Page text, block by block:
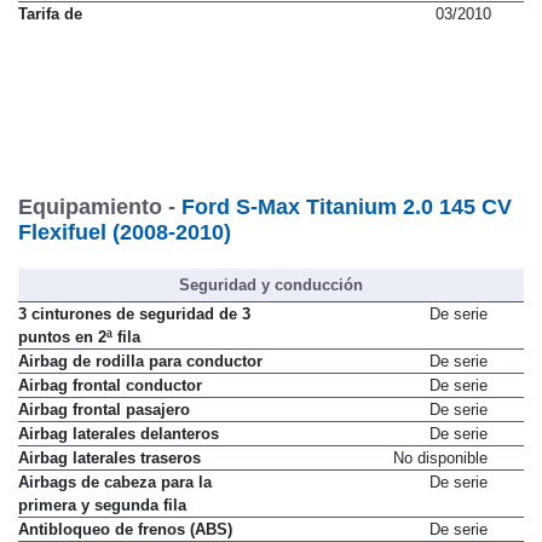
Tarifa de 03/2010
Equipamiento - Ford S-Max Titanium 2.0 145 CV
Flexifuel (2008-2010)
Seguridad y conducción
3 cinturones de seguridad de 3
puntos en 2ª fila
De serie
Airbag de rodilla para conductor
De serie
Airbag frontal conductor
De serie
Airbag frontal pasajero
De serie
Airbag laterales delanteros
De serie
Airbag laterales traseros
No disponible
Airbags de cabeza para la
primera y segunda fila
De serie
Antibloqueo de frenos (ABS) De serie